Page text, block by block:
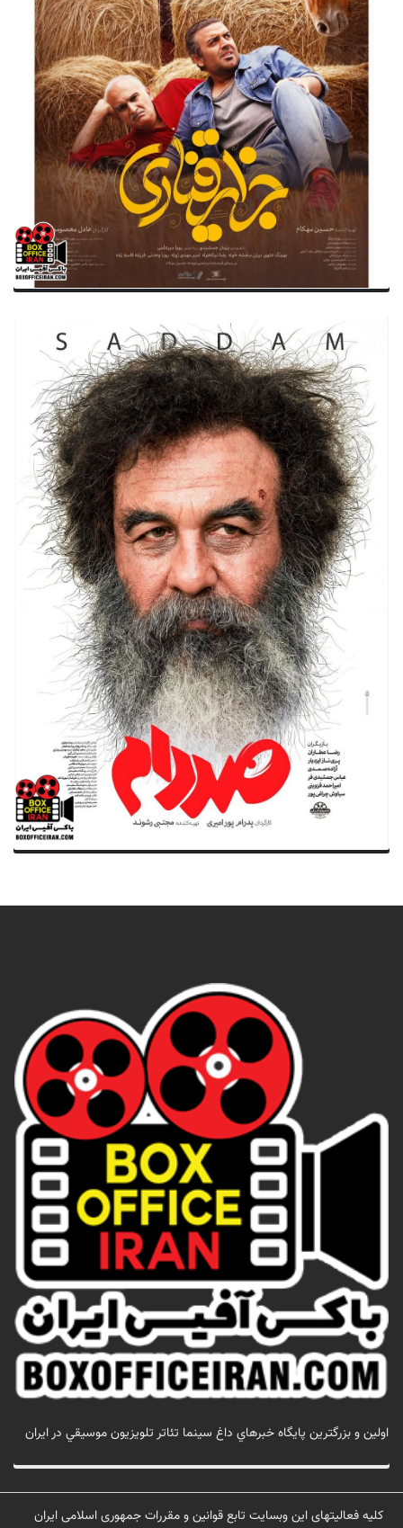
اولين و بزرگترين پايگاه خبرهاي داغ سينما تئاتر تلويزيون موسيقي در ايران
کلیه فعالیتهای این وبسایت تابع قوانین و مقررات جمهوری اسلامی ایران